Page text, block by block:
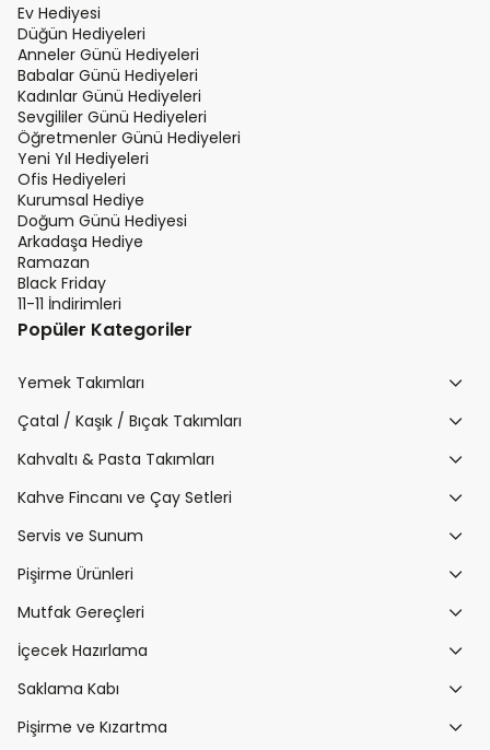
Ev Hediyesi
Düğün Hediyeleri
Anneler Günü Hediyeleri
Babalar Günü Hediyeleri
Kadınlar Günü Hediyeleri
Sevgililer Günü Hediyeleri
Öğretmenler Günü Hediyeleri
Yeni Yıl Hediyeleri
Ofis Hediyeleri
Kurumsal Hediye
Doğum Günü Hediyesi
Arkadaşa Hediye
Ramazan
Black Friday
11-11 İndirimleri
Popüler Kategoriler
Yemek Takımları
Çatal / Kaşık / Bıçak Takımları
Kahvaltı & Pasta Takımları
Kahve Fincanı ve Çay Setleri
Servis ve Sunum
Pişirme Ürünleri
Mutfak Gereçleri
İçecek Hazırlama
Saklama Kabı
Pişirme ve Kızartma